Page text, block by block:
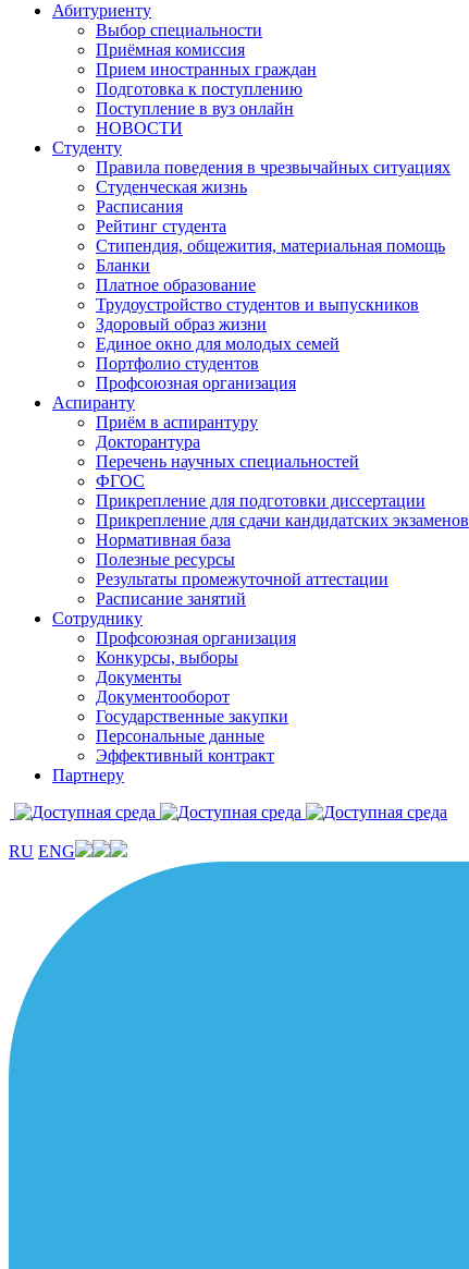
Абитуриенту
Выбор специальности
Приёмная комиссия
Прием иностранных граждан
Подготовка к поступлению
Поступление в вуз онлайн
НОВОСТИ
Студенту
Правила поведения в чрезвычайных ситуациях
Студенческая жизнь
Расписания
Рейтинг студента
Стипендия, общежития, материальная помощь
Бланки
Платное образование
Трудоустройство студентов и выпускников
Здоровый образ жизни
Единое окно для молодых семей
Портфолио студентов
Профсоюзная организация
Аспиранту
Приём в аспирантуру
Докторантура
Перечень научных специальностей
ФГОС
Прикрепление для подготовки диссертации
Прикрепление для сдачи кандидатских экзаменов
Нормативная база
Полезные ресурсы
Результаты промежуточной аттестации
Расписание занятий
Сотруднику
Профсоюзная организация
Конкурсы, выборы
Документы
Документооборот
Государственные закупки
Персональные данные
Эффективный контракт
Партнеру
RU ENG